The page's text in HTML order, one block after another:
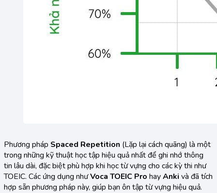
Phương pháp Spaced Repetition (Lặp lại cách quãng) là một
trong những kỹ thuật học tập hiệu quả nhất để ghi nhớ thông
tin lâu dài, đặc biệt phù hợp khi học từ vựng cho các kỳ thi như
TOEIC. Các ứng dụng nhưVoca TOEIC Pro hayAnki và đã tích
hợp sẵn phương pháp này, giúp bạn ôn tập từ vựng hiệu quả.